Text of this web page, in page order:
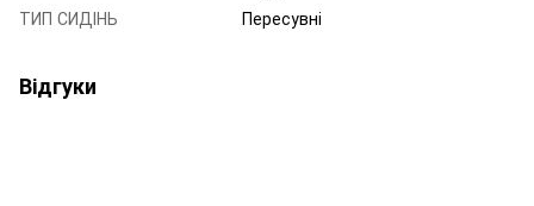
ТИП СИДІНЬ
Пересувні
Відгуки